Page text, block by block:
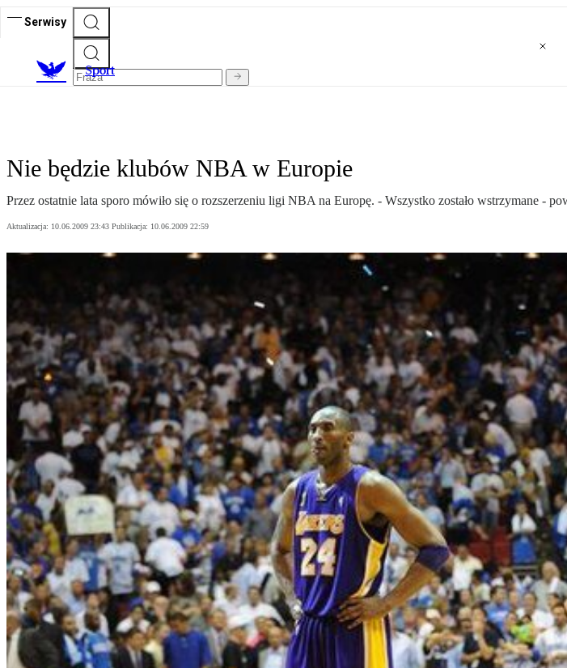
Serwisy
Sport
Nie będzie klubów NBA w Europie
Przez ostatnie lata sporo mówiło się o rozszerzeniu ligi NBA na Europę. - Wszystko zostało wstrzymane -
Aktualizacja: 10.06.2009 23:43 Publikacja: 10.06.2009 22:59